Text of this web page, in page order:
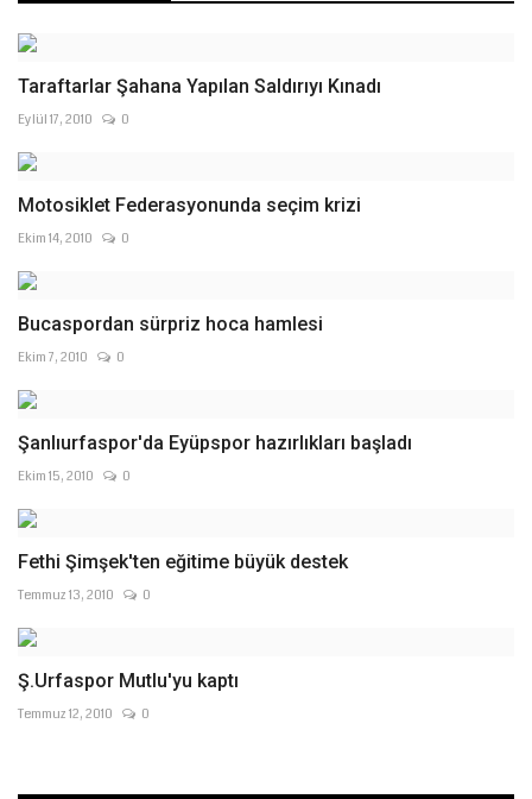
Taraftarlar Şahana Yapılan Saldırıyı Kınadı
Eylül 17, 2010 0
Motosiklet Federasyonunda seçim krizi
Ekim 14, 2010 0
Bucaspordan sürpriz hoca hamlesi
Ekim 7, 2010 0
Şanlıurfaspor'da Eyüpspor hazırlıkları başladı
Ekim 15, 2010 0
Fethi Şimşek'ten eğitime büyük destek
Temmuz 13, 2010 0
Ş.Urfaspor Mutlu'yu kaptı
Temmuz 12, 2010 0